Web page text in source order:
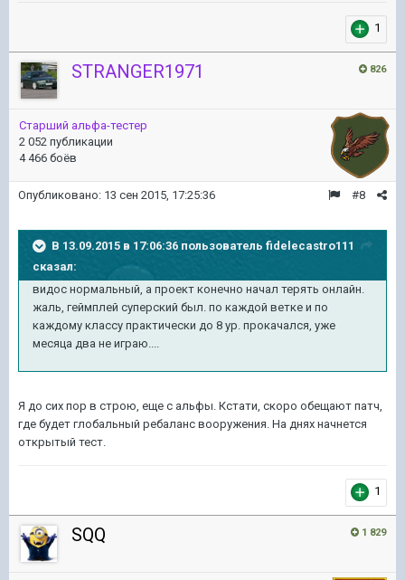
1
826
STRANGER1971
Старший альфа-тестер
2 052 публикации
4 466 боёв
#8
Опубликовано: 13 сен 2015, 17:25:36
В 13.09.2015 в 17:06:36 пользователь fidelecastro111
сказал:
видос нормальный, а проект конечно начал терять онлайн.
жаль, геймплей суперский был. по каждой ветке и по
каждому классу практически до 8 ур. прокачался, уже
месяца два не играю....
Я до сих пор в строю, еще с альфы. Кстати, скоро обещают патч,
где будет глобальный ребаланс вооружения. На днях начнется
открытый тест.
1
1 829
SQQ